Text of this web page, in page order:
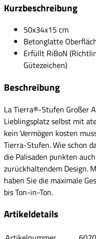
Kurzbeschreibung
50x34x15 cm
Betonglatte
Erfüllt RiBoN
Gütezeichen)
Beschreibung
La Tierra®-Stufen Großer
Lieblingsplatz selbst mit
kein Vermögen kosten
Tierra-Stufen. Wie schon
die Palisaden punkten
zurückhaltendem Design.
haben Sie die maximale
bis Ton-in-Ton.
Artikeldetails